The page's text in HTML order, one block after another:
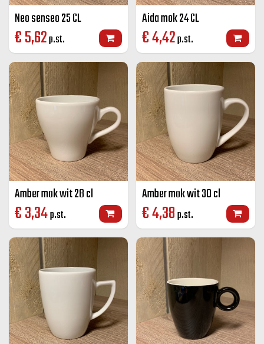
Neo senseo 25 CL
€5,62p.st.
Aida mok 24 CL
€4,42p.st.
Amber mok wit 28 cl
€3,34p.st.
Amber mok wit 30 cl
€4,38p.st.